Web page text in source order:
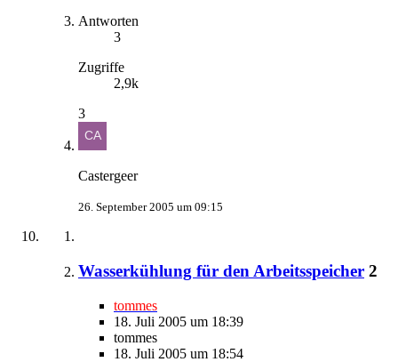
Antworten
3
Zugriffe
2,9k
3
Castergeer
26. September 2005 um 09:15
Wasserkühlung für den Arbeitsspeicher 2
tommes
18. Juli 2005 um 18:39
tommes
18. Juli 2005 um 18:54